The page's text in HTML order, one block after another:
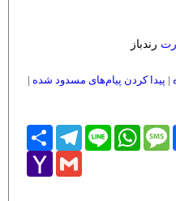
رندباز
| پیدا کردن پیام‌های مسدود شده |
اشتراکTelegram Line
WhatsAppMessage
Yahoo
Mail
Gmail